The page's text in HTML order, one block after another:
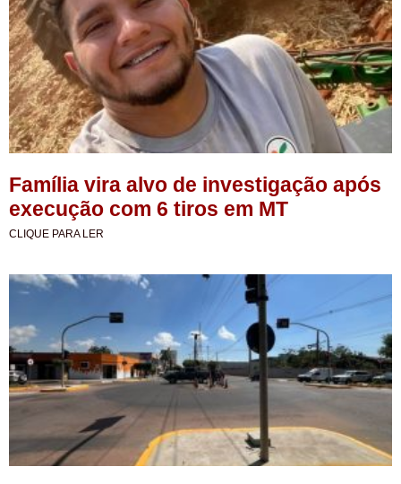
Família vira alvo de investigação após
execução com 6 tiros em MT
CLIQUE PARA LER